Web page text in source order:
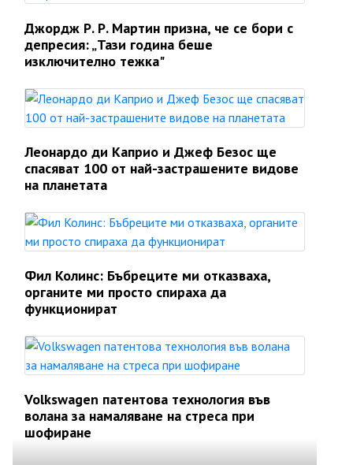
Джордж Р. Р. Мартин призна, че се бори с
депресия: „Тази година беше
изключително тежка"
Леонардо ди Каприо и Джеф Безос ще
спасяват 100 от най-застрашените видове
на планетата
Фил Колинс: Бъбреците ми отказваха,
органите ми просто спираха да
функционират
Volkswagen патентова технология във
волана за намаляване на стреса при
шофиране